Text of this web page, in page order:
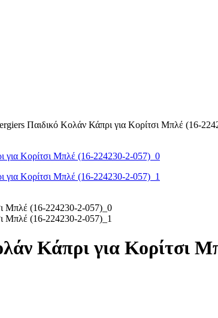
Παιδικό Κολάν Κάπρι για Κορίτσι Μπλέ (16-
Κάπρι για Κορίτσι